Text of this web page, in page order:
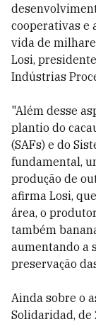
cooperativas e
vida de
Losi,
Indústrias
"Além desse
plantio do
(SAFs) e do
fundamental,
produção de
afirma Losi,
área, o
também
aumentando a
preservação
Ainda sobre o
Solidaridad, de